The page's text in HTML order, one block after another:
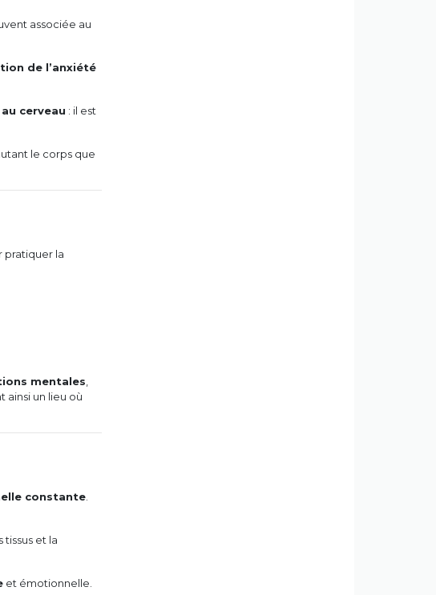
associée au
de l’anxiété
cerveau : il est
le corps que
pratiquer la
mentales
ainsi un lieu où
constante
tissus et la
et émotionnelle.